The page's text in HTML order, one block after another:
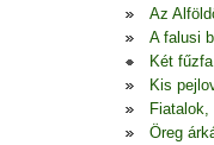
Az
A falusi
Két
Kis
Öreg